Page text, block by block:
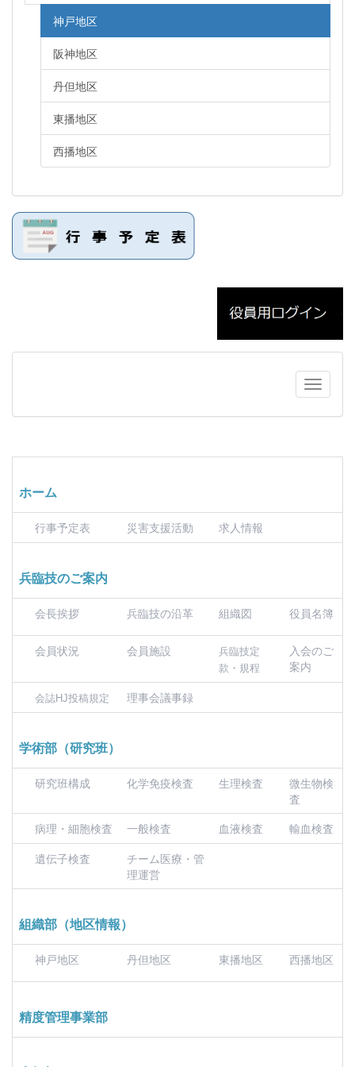
神戸地区
阪神地区
丹但地区
東播地区
西播地区
ホーム
行事予定表 災害支援活動 求人情報
兵臨技のご案内
会長挨拶 兵臨技の沿革 組織図 役員名簿
会員状況 会員施設
兵臨技定
款・規程
入会のご
案内
会誌HJ投稿規定 理事会議事録
学術部（研究班）
研究班構成 化学免疫検査 生理検査
微生物検
査
病理・細胞検査
一般検査 血液検査
輸血検査
遺伝子検査
チーム医療・管
理運営
組織部（地区情報）
神戸地区 丹但地区 東播地区 西播地区
精度管理事業部